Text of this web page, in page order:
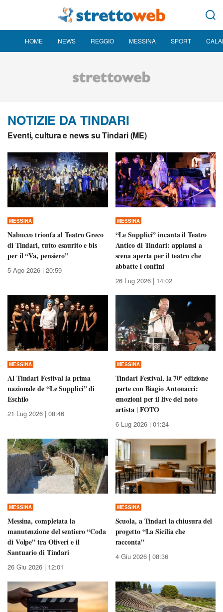
HOME NEWS REGGIO MESSINA SPORT
NOTIZIE DA TINDARI
Eventi, cultura e news su Tindari (ME)
MESSINA
Nabucco trionfa al Teatro Greco
di Tindari, tutto esaurito e bis
per il “Va, pensiero”
5 Ago 2026 | 20:59
MESSINA
“Le Supplici” incanta il Teatro
Antico di Tindari: applausi a
scena aperta per il teatro che
abbatte i confini
26 Lug 2026 | 14:02
MESSINA
Al Tindari Festival la prima
nazionale de “Le Supplici” di
Eschilo
21 Lug 2026 | 08:46
MESSINA
Tindari Festival, la 70ª edizione
parte con Biagio Antonacci:
emozioni per il live del noto
artista | FOTO
6 Lug 2026 | 01:24
MESSINA
Messina, completata la
manutenzione del sentiero “Coda
di Volpe” tra Oliveri e il
Santuario di Tindari
26 Giu 2026 | 12:01
MESSINA
Scuola, a Tindari la chiusura del
progetto “La Sicilia che
racconta”
4 Giu 2026 | 08:36